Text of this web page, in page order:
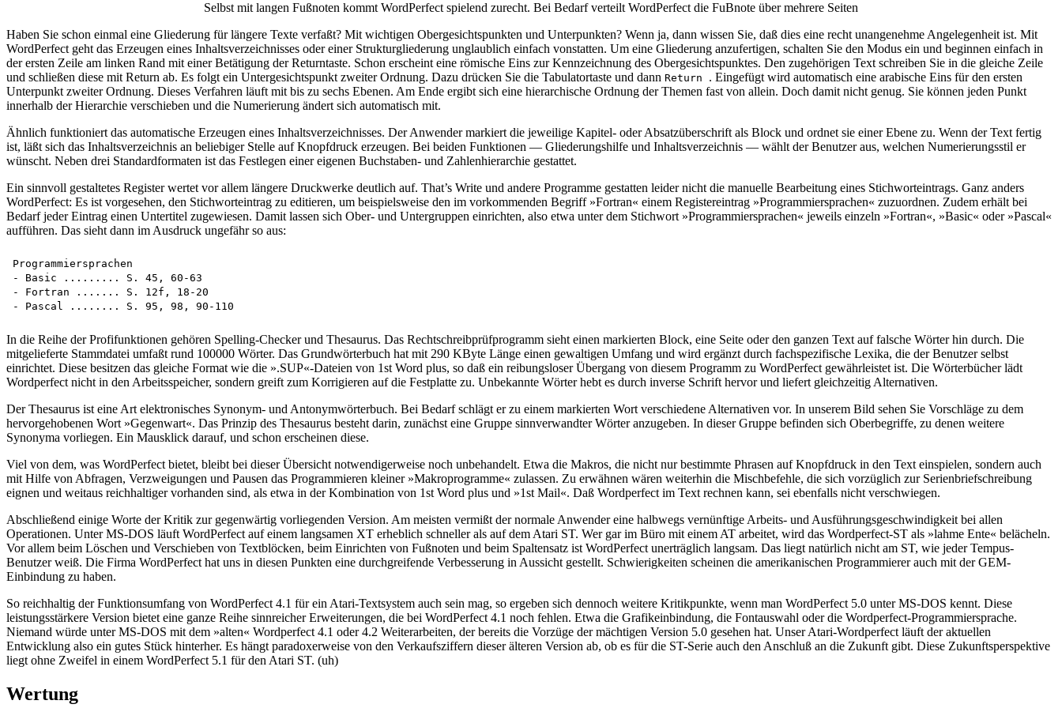
Selbst mit langen Fußnoten kommt WordPerfect spielend zurecht. Bei Bedarf verteilt WordPerfect die FuBnote über mehrere Seiten
Haben Sie schon einmal eine Gliederung für längere Texte verfaßt? Mit wichtigen Obergesichtspunkten und Unterpunkten? Wenn ja, dann wissen Sie, daß dies eine recht unangenehme Angelegenheit ist. Mit
WordPerfect geht das Erzeugen eines Inhaltsverzeichnisses oder einer Strukturgliederung unglaublich einfach vonstatten. Um eine Gliederung anzufertigen, schalten Sie den Modus ein und beginnen einfach in
der ersten Zeile am linken Rand mit einer Betätigung der Returntaste. Schon erscheint eine römische Eins zur Kennzeichnung des Obergesichtspunktes. Den zugehörigen Text schreiben Sie in die gleiche Zeile
und schließen diese mit Return ab. Es folgt ein Untergesichtspunkt zweiter Ordnung. Dazu drücken Sie die Tabulatortaste und dann Return . Eingefügt wird automatisch eine arabische Eins für den ersten
Unterpunkt zweiter Ordnung. Dieses Verfahren läuft mit bis zu sechs Ebenen. Am Ende ergibt sich eine hierarchische Ordnung der Themen fast von allein. Doch damit nicht genug. Sie können jeden Punkt
innerhalb der Hierarchie verschieben und die Numerierung ändert sich automatisch mit.
Ähnlich funktioniert das automatische Erzeugen eines Inhaltsverzeichnisses. Der Anwender markiert die jeweilige Kapitel- oder Absatzüberschrift als Block und ordnet sie einer Ebene zu. Wenn der Text fertig
ist, läßt sich das Inhaltsverzeichnis an beliebiger Stelle auf Knopfdruck erzeugen. Bei beiden Funktionen — Gliederungshilfe und Inhaltsverzeichnis — wählt der Benutzer aus, welchen Numerierungsstil er
wünscht. Neben drei Standardformaten ist das Festlegen einer eigenen Buchstaben- und Zahlenhierarchie gestattet.
Ein sinnvoll gestaltetes Register wertet vor allem längere Druckwerke deutlich auf. That’s Write und andere Programme gestatten leider nicht die manuelle Bearbeitung eines Stichworteintrags. Ganz anders
WordPerfect: Es ist vorgesehen, den Stichworteintrag zu editieren, um beispielsweise den im vorkommenden Begriff »Fortran« einem Registereintrag »Programmiersprachen« zuzuordnen. Zudem erhält bei
Bedarf jeder Eintrag einen Untertitel zugewiesen. Damit lassen sich Ober- und Untergruppen einrichten, also etwa unter dem Stichwort »Programmiersprachen« jeweils einzeln »Fortran«, »Basic« oder »Pascal«
aufführen. Das sieht dann im Ausdruck ungefähr so aus:
Programmiersprachen
- Basic ......... S. 45, 60-63
- Fortran ....... S. 12f, 18-20
In die Reihe der Profifunktionen gehören Spelling-Checker und Thesaurus. Das Rechtschreibprüfprogramm sieht einen markierten Block, eine Seite oder den ganzen Text auf falsche Wörter hin durch. Die
mitgelieferte Stammdatei umfaßt rund 100000 Wörter. Das Grundwörterbuch hat mit 290 KByte Länge einen gewaltigen Umfang und wird ergänzt durch fachspezifische Lexika, die der Benutzer selbst
einrichtet. Diese besitzen das gleiche Format wie die ».SUP«-Dateien von 1st Word plus, so daß ein reibungsloser Übergang von diesem Programm zu WordPerfect gewährleistet ist. Die Wörterbücher lädt
Wordperfect nicht in den Arbeitsspeicher, sondern greift zum Korrigieren auf die Festplatte zu. Unbekannte Wörter hebt es durch inverse Schrift hervor und liefert gleichzeitig Alternativen.
Der Thesaurus ist eine Art elektronisches Synonym- und Antonymwörterbuch. Bei Bedarf schlägt er zu einem markierten Wort verschiedene Alternativen vor. In unserem Bild sehen Sie Vorschläge zu dem
hervorgehobenen Wort »Gegenwart«. Das Prinzip des Thesaurus besteht darin, zunächst eine Gruppe sinnverwandter Wörter anzugeben. In dieser Gruppe befinden sich Oberbegriffe, zu denen weitere
Synonyma vorliegen. Ein Mausklick darauf, und schon erscheinen diese.
Viel von dem, was WordPerfect bietet, bleibt bei dieser Übersicht notwendigerweise noch unbehandelt. Etwa die Makros, die nicht nur bestimmte Phrasen auf Knopfdruck in den Text einspielen, sondern auch
mit Hilfe von Abfragen, Verzweigungen und Pausen das Programmieren kleiner »Makroprogramme« zulassen. Zu erwähnen wären weiterhin die Mischbefehle, die sich vorzüglich zur Serienbriefschreibung
eignen und weitaus reichhaltiger vorhanden sind, als etwa in der Kombination von 1st Word plus und »1st Mail«. Daß Wordperfect im Text rechnen kann, sei ebenfalls nicht verschwiegen.
Abschließend einige Worte der Kritik zur gegenwärtig vorliegenden Version. Am meisten vermißt der normale Anwender eine halbwegs vernünftige Arbeits- und Ausführungsgeschwindigkeit bei allen
Operationen. Unter MS-DOS läuft WordPerfect auf einem langsamen XT erheblich schneller als auf dem Atari ST. Wer gar im Büro mit einem AT arbeitet, wird das Wordperfect-ST als »lahme Ente« belächeln.
Vor allem beim Löschen und Verschieben von Textblöcken, beim Einrichten von Fußnoten und beim Spaltensatz ist WordPerfect unerträglich langsam. Das liegt natürlich nicht am ST, wie jeder Tempus-
Benutzer weiß. Die Firma WordPerfect hat uns in diesen Punkten eine durchgreifende Verbesserung in Aussicht gestellt. Schwierigkeiten scheinen die amerikanischen Programmierer auch mit der GEM-
Einbindung zu haben.
So reichhaltig der Funktionsumfang von WordPerfect 4.1 für ein Atari-Textsystem auch sein mag, so ergeben sich dennoch weitere Kritikpunkte, wenn man WordPerfect 5.0 unter MS-DOS kennt. Diese
leistungsstärkere Version bietet eine ganze Reihe sinnreicher Erweiterungen, die bei WordPerfect 4.1 noch fehlen. Etwa die Grafikeinbindung, die Fontauswahl oder die Wordperfect-Programmiersprache.
Niemand würde unter MS-DOS mit dem »alten« Wordperfect 4.1 oder 4.2 Weiterarbeiten, der bereits die Vorzüge der mächtigen Version 5.0 gesehen hat. Unser Atari-Wordperfect läuft der aktuellen
Entwicklung also ein gutes Stück hinterher. Es hängt paradoxerweise von den Verkaufsziffern dieser älteren Version ab, ob es für die ST-Serie auch den Anschluß an die Zukunft gibt. Diese Zukunftsperspektive
liegt ohne Zweifel in einem WordPerfect 5.1 für den Atari ST. (uh)
Wertung